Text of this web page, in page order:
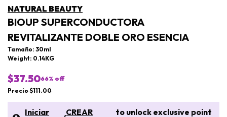
NATURAL BEAUTY
BIOUP SUPERCONDUCTORA
REVITALIZANTE DOBLE ORO ESENCIA
Tamaño: 30ml
Weight: 0.14KG
$37.5066% off
Precio $111.00
Iniciar CREAR to unlock exclusive point